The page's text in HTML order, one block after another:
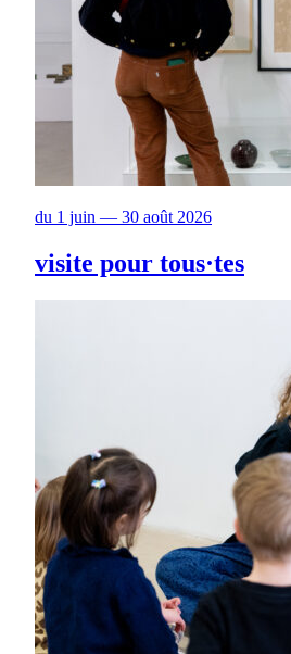
du 1 juin — 30 août 2026
visite pour tous·tes